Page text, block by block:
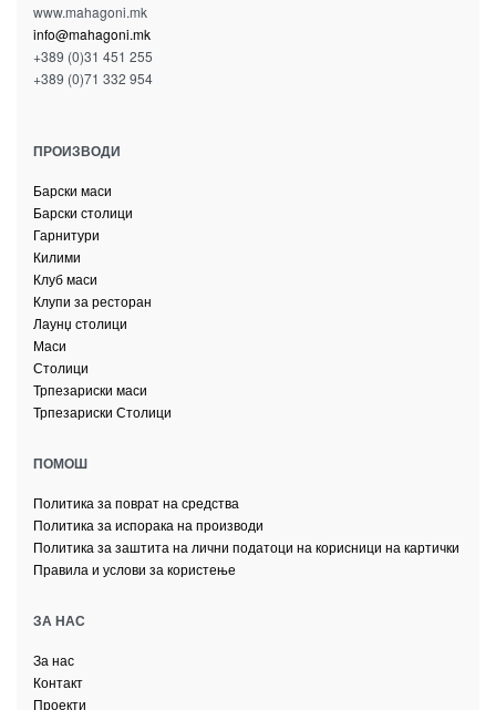
www.mahagoni.mk
info@mahagoni.mk
+389 (0)31 451 255
+389 (0)71 332 954
ПРОИЗВОДИ
Барски маси
Барски столици
Гарнитури
Килими
Клуб маси
Клупи за ресторан
Лаунџ столици
Маси
Столици
Трпезариски маси
Трпезариски Столици
ПОМОШ
Политика за поврат на средства
Политика за испорака на производи
Политика за заштита на лични податоци на корисници на картички
Правила и услови за користење
ЗА НАС
За нас
Контакт
Проекти